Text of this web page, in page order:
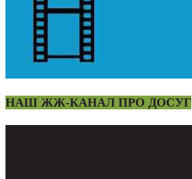
НАШ ЖЖ-КАНАЛ ПРО ДОСУГ